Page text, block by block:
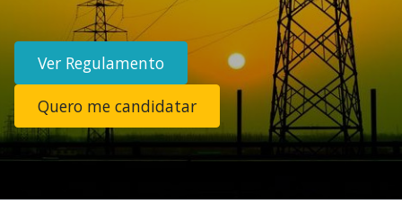
Ver Regulamento
Quero me candidatar